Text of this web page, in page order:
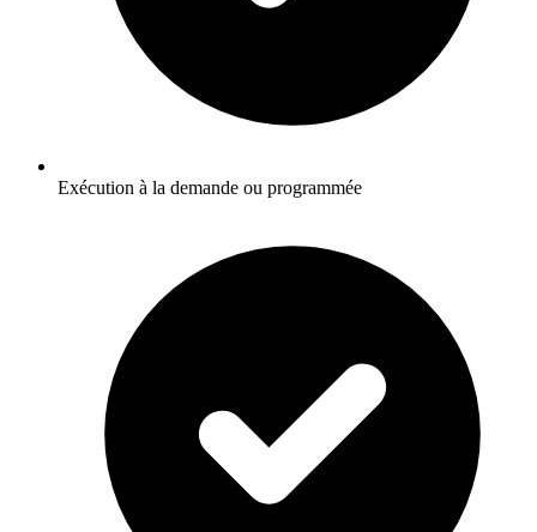
Exécution à la demande ou programmée